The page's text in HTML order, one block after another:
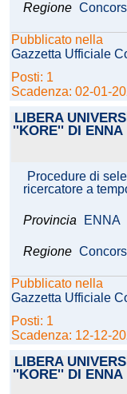
Regione
Pubblicato nella
Gazzetta Ufficiale
Posti: 1
Scadenza: 02-01-
LIBERA
''KORE'' DI ENNA
Procedure di
ricercatore a
Provincia ENNA
Regione
Pubblicato nella
Gazzetta Ufficiale
Posti: 1
Scadenza: 12-12-
LIBERA
''KORE'' DI ENNA